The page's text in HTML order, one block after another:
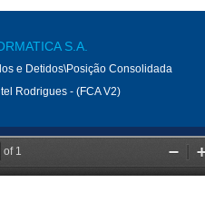
S.A.
e Detidos\Posição Consolidada
Rodrigues - (FCA V2)